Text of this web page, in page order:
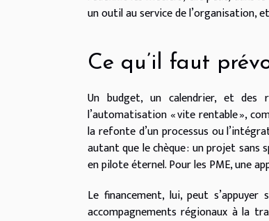
un outil au service de l’organisation,
Ce qu’il faut
Un budget, un calendrier, et des
l’automatisation « vite rentable »,
la refonte d’un processus ou
autant que le chèque : un projet
en pilote éternel. Pour les PME, une
Le financement, lui, peut
accompagnements régionaux à la